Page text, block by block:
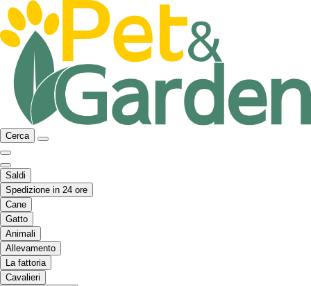
Cerca
Saldi
Spedizione in 24 ore
Cane
Gatto
Animali
Allevamento
La fattoria
Cavalieri